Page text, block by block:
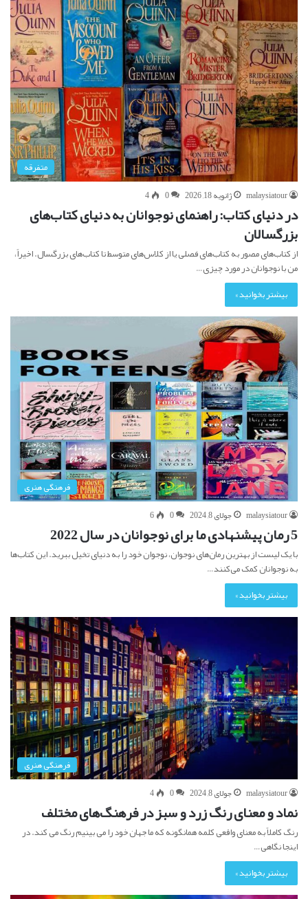
متفرقه
malaysiatour
ژانویه 18, 2026 0
4
در دنیای کتاب: راهنمای نوجوانان به دنیای کتاب‌های
بزرگسالان
از کتاب‌های مصور به کتاب‌های فصلی یا از کلاس‌های متوسط تا کتاب‌های بزرگسال. اخیراً،
من با نوجوانان در مورد چیزی…
بیشتر بخوانید »
فرهنگی هنری
malaysiatour
جولای 8, 2024 0
6
5 رمان پیشنهادی ما برای نوجوانان در سال 2022
با یک لیست از بهترین رمان‌های نوجوان، نوجوان خود را به دنیای تخیل ببرید. این کتاب‌ها
به نوجوانان کمک می‌کنند…
بیشتر بخوانید »
فرهنگی هنری
malaysiatour
جولای 8, 2024 0
4
نماد و معنای رنگ‌ زرد و سبز در فرهنگ‌های مختلف
رنگ کاملاً به معنای واقعی کلمه همانگونه که ما جهان خود را می بینیم رنگ می کند. در
اینجا نگاهی…
بیشتر بخوانید »